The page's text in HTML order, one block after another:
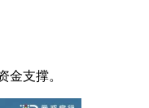
金支撑。